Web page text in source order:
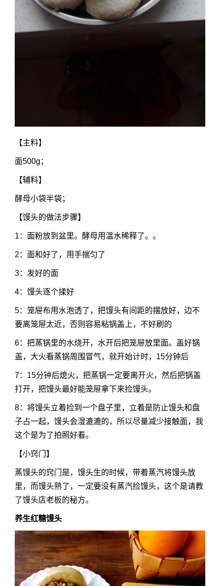
【主料】
面500g；
【辅料】
酵母小袋半袋；
【馒头的做法步骤】
1：面粉放到盆里。酵母用温水稀释了。。
2：面和好了，用手揣匀了
3：发好的面
4：馒头逐个揉好
5：笼屉布用水泡透了，把馒头有间距的摆放好，边不
要离笼屉太近，否则容易粘锅盖上，不好刷的
6：把蒸锅里的水烧开，水开后把笼屉放里面。盖好锅
盖，大火看蒸锅周围冒气，就开始计时，15分钟后
7：15分钟后熄火，把蒸锅一定要离开火，然后把锅盖
打开，把馒头最好能笼屉拿下来捡馒头。
8：将馒头立着捡到一个盘子里，立着是防止馒头和盘
子占一起，馒头会湿漉漉的，所以尽量减少接触面，我
这个是为了拍照好看。
【小窍门】
蒸馒头的窍门是，馒头生的时候，带着蒸汽将馒头放
里，而馒头熟了，一定要没有蒸汽捡馒头，这个是请教
了馒头店老板的秘方。
养生红糖馒头